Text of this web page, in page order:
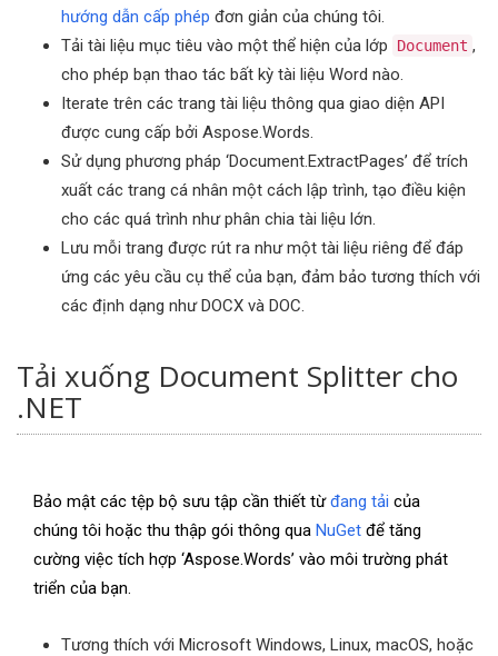
hướng dẫn cấp phép đơn giản của chúng tôi.
Tải tài liệu mục tiêu vào một thể hiện của lớp
Document ,
cho phép bạn thao tác bất kỳ tài liệu Word nào.
Iterate trên các trang tài liệu thông qua giao diện API
được cung cấp bởi Aspose.Words.
Sử dụng phương pháp ‘Document.ExtractPages’ để trích
xuất các trang cá nhân một cách lập trình, tạo điều kiện
cho các quá trình như phân chia tài liệu lớn.
Lưu mỗi trang được rút ra như một tài liệu riêng để đáp
ứng các yêu cầu cụ thể của bạn, đảm bảo tương thích với
các định dạng như DOCX và DOC.
Tải xuống Document Splitter cho
.NET
Bảo mật các tệp bộ sưu tập cần thiết từđang tải của
chúng tôi hoặc thu thập gói thông qua NuGet để tăng
cường việc tích hợp ‘Aspose.Words’ vào môi trường phát
triển của bạn.
Tương thích với Microsoft Windows, Linux, macOS, hoặc